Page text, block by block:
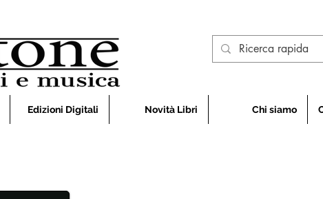
Edizioni Digitali Novità Libri Chi siamo